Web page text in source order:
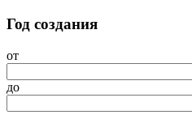
Год создания
от
до